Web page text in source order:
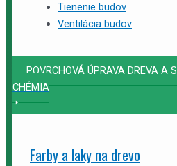
Tienenie budov
Ventilácia budov
POVRCHOVÁ ÚPRAVA DREVA A
CHÉMIA
Farby a laky na drevo